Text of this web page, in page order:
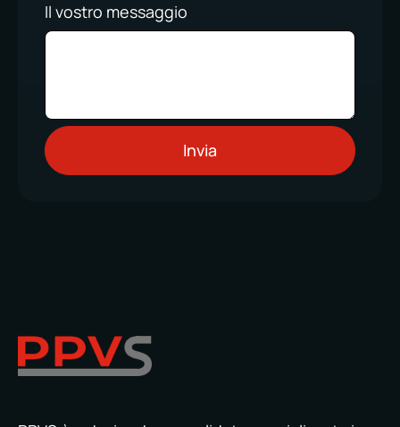
Il vostro messaggio